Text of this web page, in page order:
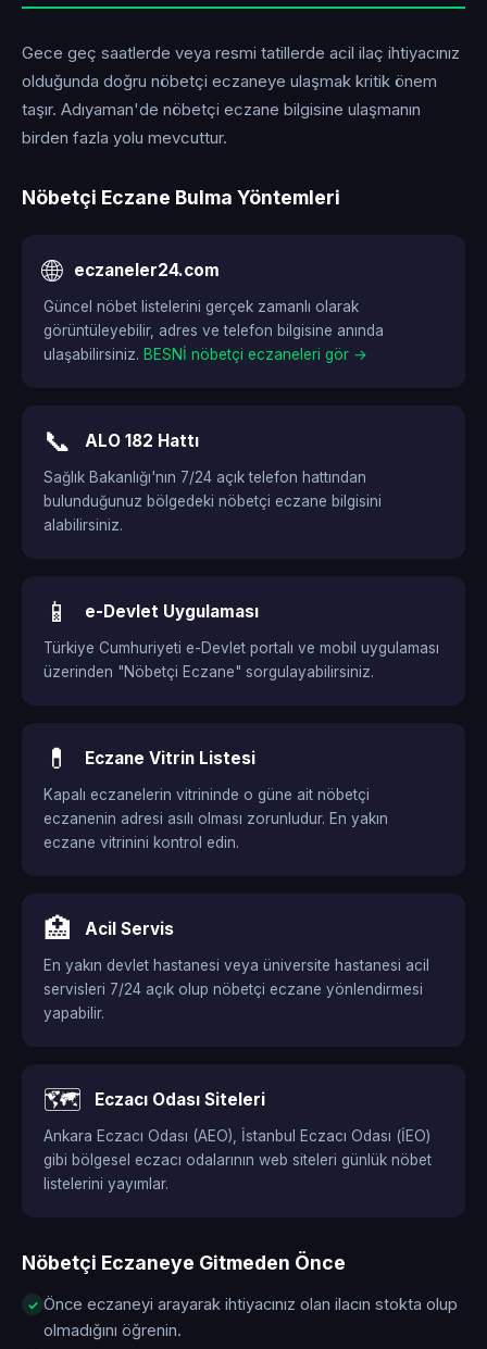
Gece geç saatlerde veya resmi tatillerde acil ilaç ihtiyacınız
olduğunda doğru nöbetçi eczaneye ulaşmak kritik önem
taşır. Adıyaman'de nöbetçi eczane bilgisine ulaşmanın
birden fazla yolu mevcuttur.
Nöbetçi Eczane Bulma Yöntemleri
🌐 eczaneler24.com
Güncel nöbet listelerini gerçek zamanlı olarak
görüntüleyebilir, adres ve telefon bilgisine anında
ulaşabilirsiniz. BESNİ nöbetçi eczaneleri gör →
📞 ALO 182 Hattı
Sağlık Bakanlığı'nın 7/24 açık telefon hattından
bulunduğunuz bölgedeki nöbetçi eczane bilgisini
alabilirsiniz.
📱 e-Devlet Uygulaması
Türkiye Cumhuriyeti e-Devlet portalı ve mobil uygulaması
üzerinden "Nöbetçi Eczane" sorgulayabilirsiniz.
💊 Eczane Vitrin Listesi
Kapalı eczanelerin vitrininde o güne ait nöbetçi
eczanenin adresi asılı olması zorunludur. En yakın
eczane vitrinini kontrol edin.
🏥 Acil Servis
En yakın devlet hastanesi veya üniversite hastanesi acil
servisleri 7/24 açık olup nöbetçi eczane yönlendirmesi
yapabilir.
🗺️ Eczacı Odası Siteleri
Ankara Eczacı Odası (AEO), İstanbul Eczacı Odası (İEO)
gibi bölgesel eczacı odalarının web siteleri günlük nöbet
listelerini yayımlar.
Nöbetçi Eczaneye Gitmeden Önce
Önce eczaneyi arayarak ihtiyacınız olan ilacın stokta olup
olmadığını öğrenin.